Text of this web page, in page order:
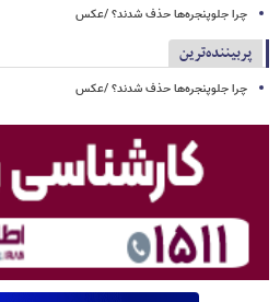
چرا جلوپنجره‌ها حذف شدند؟ /عکس
پربیننده‌ترین
چرا جلوپنجره‌ها حذف شدند؟ /عکس